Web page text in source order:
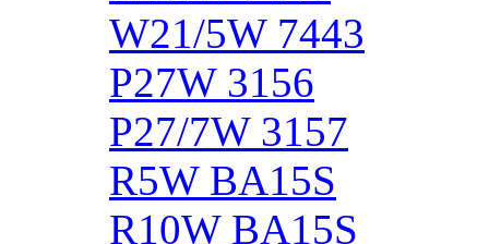
W21/5W 7443
P27W 3156
P27/7W 3157
R5W BA15S
R10W BA15S